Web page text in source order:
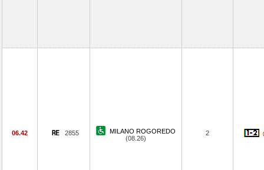
06.42 2855
MILANO ROGOREDO
(08.26)
2